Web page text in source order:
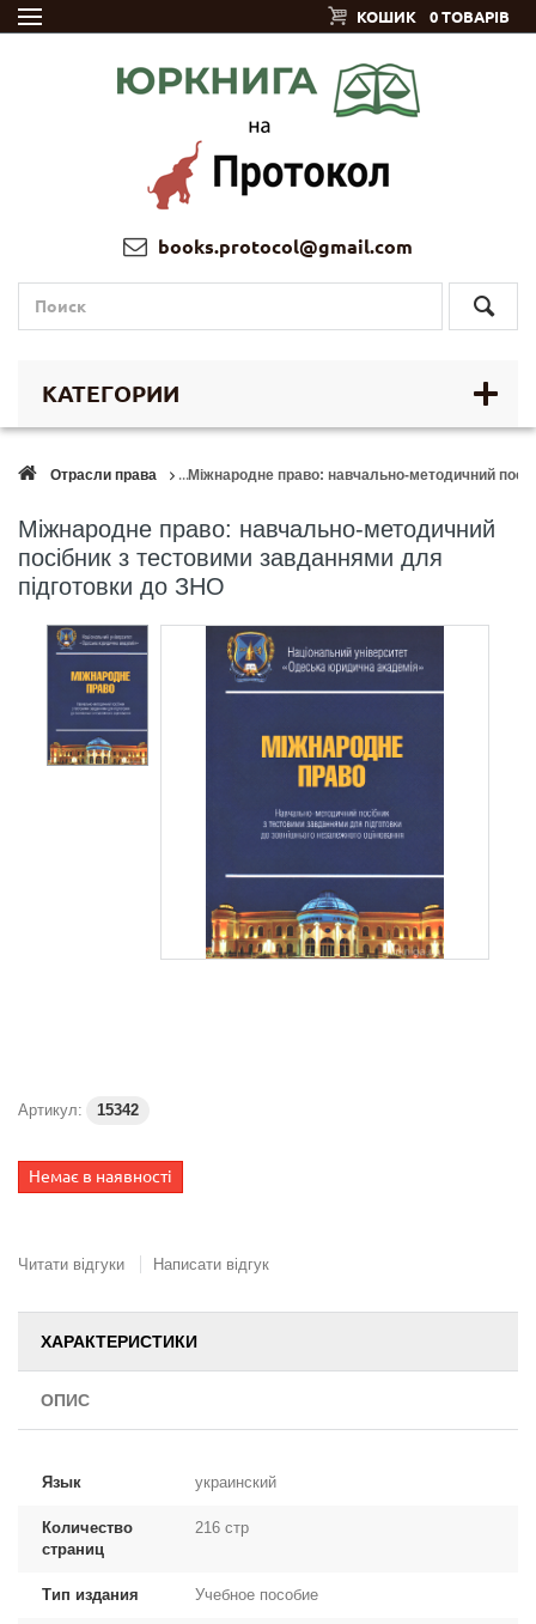
КОШИК 0 ТОВАРІВ
books.protocol@gmail.com
КАТЕГОРИИ
Отрасли права Міжнародне право: навчально-методичний
Міжнародне право: навчально-методичний
посібник з тестовими завданнями для
підготовки до ЗНО
Артикул: 15342
Немає в наявності
Читати відгуки Написати відгук
ХАРАКТЕРИСТИКИ
ОПИС
Язык украинский
Количество
страниц
216 стр
Тип издания Учебное пособие